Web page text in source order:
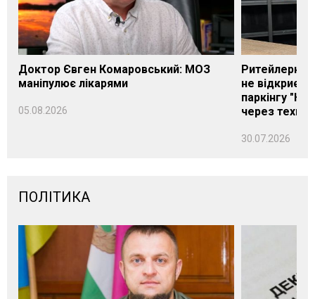
Доктор Євген Комаровський: МОЗ
маніпулює лікарями
05.08.2026
Ритейлерка
не
паркінгу
через
30.07.2026
ПОЛІТИКА